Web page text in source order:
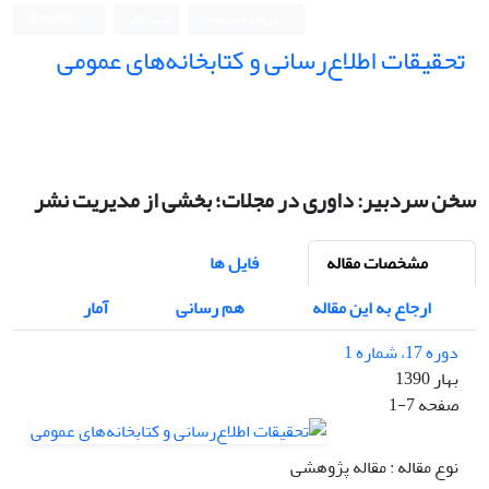
تحقیقات اطلاع‌رسانی و کتابخانه‌های عمومی
سخن سردبیر: داوری در مجلات؛ بخشی از مدیریت نشر
مشخصات مقاله
فایل ها
ارجاع به این مقاله
هم رسانی
آمار
دوره 17، شماره 1
بهار 1390
صفحه1-7
نوع مقاله : مقاله پژوهشی